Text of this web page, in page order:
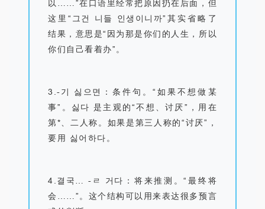
以 ……”在口语里经常把原因扔在后面，但
这里“ 그건 니들 인생이니까” 其实省略了
结果，意思是“ 因为那是你们的人生，所以
你们自己看着办”。
3.-기 싫으면：条件句。“ 如果不想做某
事” 。싫다 是主观的“不想、讨厌” ，用在
第*、二人称。如果是第三人称的“讨厌” ，
要用 싫어하다。
4.결국… - ㄹ 거다：将来推测。“ 最终将
会 ……”。这个结构可以用来表达很多预言